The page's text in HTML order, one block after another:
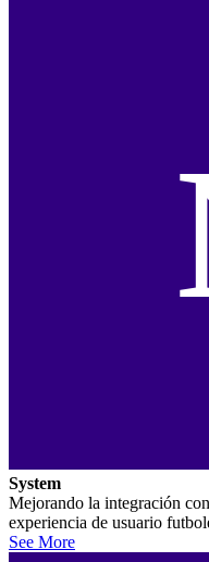
System
Mejorando la integración
experiencia de usuario
See More